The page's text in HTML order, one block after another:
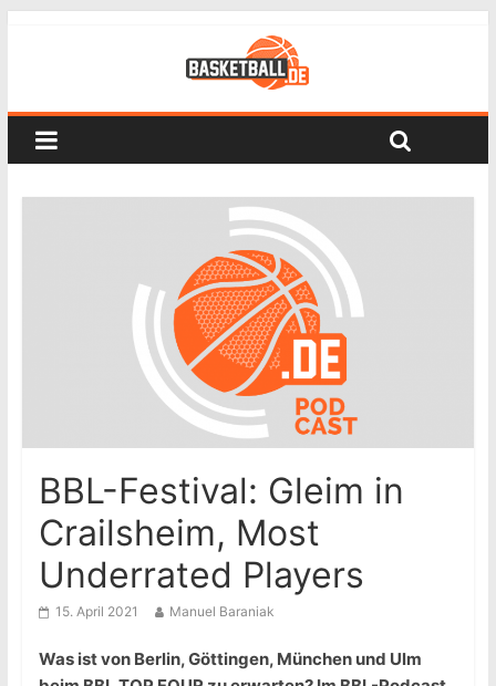
BBL-Festival: Gleim in
Crailsheim, Most
Underrated Players
15. April 2021 Manuel Baraniak
Was ist von Berlin, Göttingen, München und Ulm